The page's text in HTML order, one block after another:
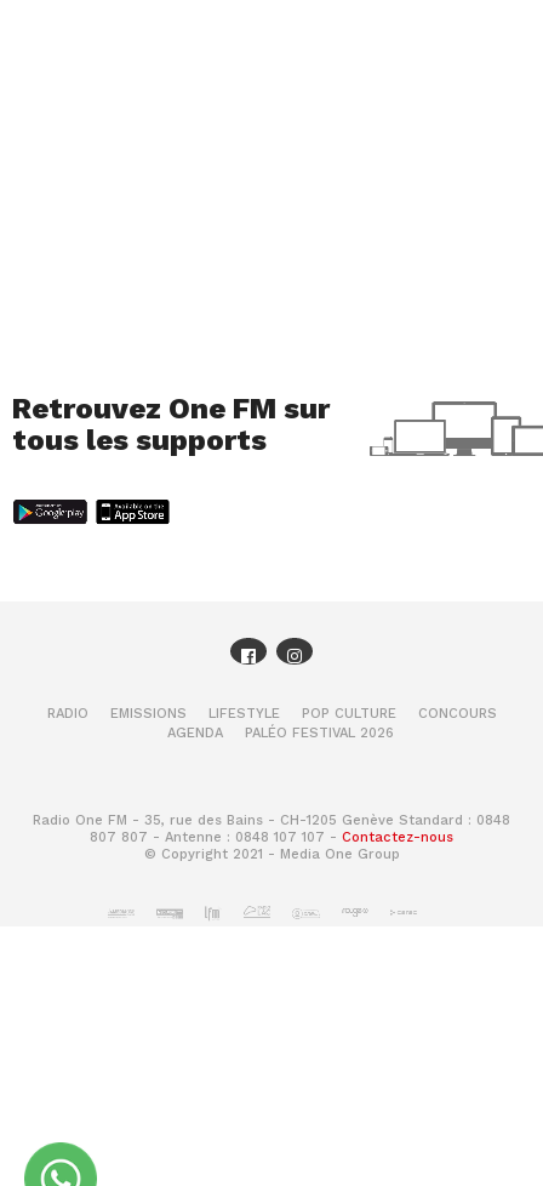
Retrouvez One FM sur
tous les supports
RADIO EMISSIONS LIFESTYLE POP CULTURE
CONCOURS
AGENDA
PALÉO FESTIVAL 2026
Radio One FM - 35, rue des Bains - CH-1205 Genève Standard : 0848
807 807 - Antenne : 0848 107 107 - Contactez-nous
© Copyright 2021 - Media One Group